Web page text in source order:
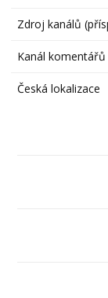
Zdroj kanálů
Kanál komentářů
Česká lokalizace